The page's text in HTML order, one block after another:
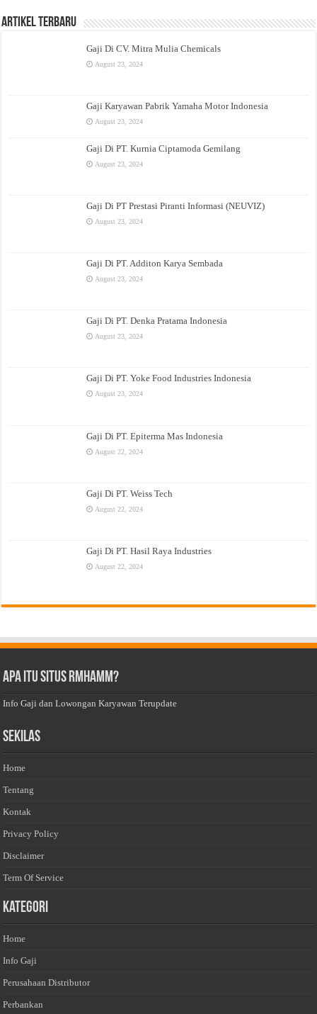
Artikel Terbaru
Gaji Di CV. Mitra Mulia Chemicals
August 23, 2024
Gaji Karyawan Pabrik Yamaha Motor Indonesia
August 23, 2024
Gaji Di PT. Kurnia Ciptamoda Gemilang
August 23, 2024
Gaji Di PT Prestasi Piranti Informasi (NEUVIZ)
August 23, 2024
Gaji Di PT. Additon Karya Sembada
August 23, 2024
Gaji Di PT. Denka Pratama Indonesia
August 23, 2024
Gaji Di PT. Yoke Food Industries Indonesia
August 23, 2024
Gaji Di PT. Epiterma Mas Indonesia
August 22, 2024
Gaji Di PT. Weiss Tech
August 22, 2024
Gaji Di PT. Hasil Raya Industries
August 22, 2024
Apa Itu Situs Rmhamm?
Info Gaji dan Lowongan Karyawan Terupdate
Sekilas
Home
Tentang
Kontak
Privacy Policy
Disclaimer
Term Of Service
Kategori
Home
Info Gaji
Perusahaan Distributor
Perbankan